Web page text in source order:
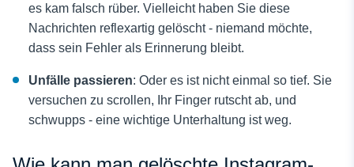
es kam falsch rüber. Vielleicht haben Sie diese
Nachrichten reflexartig gelöscht - niemand möchte,
dass sein Fehler als Erinnerung bleibt.
Unfälle passieren: Oder es ist nicht einmal so tief. Sie
versuchen zu scrollen, Ihr Finger rutscht ab, und
schwupps - eine wichtige Unterhaltung ist weg.